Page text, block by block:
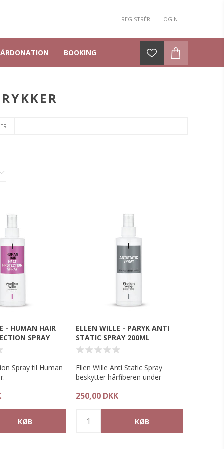
REGISTRÉR LOGIN
BOOKING
- HUMAN HAIR
SPRAY
Spray til Human
der
og
ELLEN WILLE - PARYK ANTI
STATIC SPRAY 200ML
Ellen Wille Anti Static Spray
beskytter hårfiberen under
flyvsk hår.
parykker lavet af High Heat fiber.
250,00 DKK